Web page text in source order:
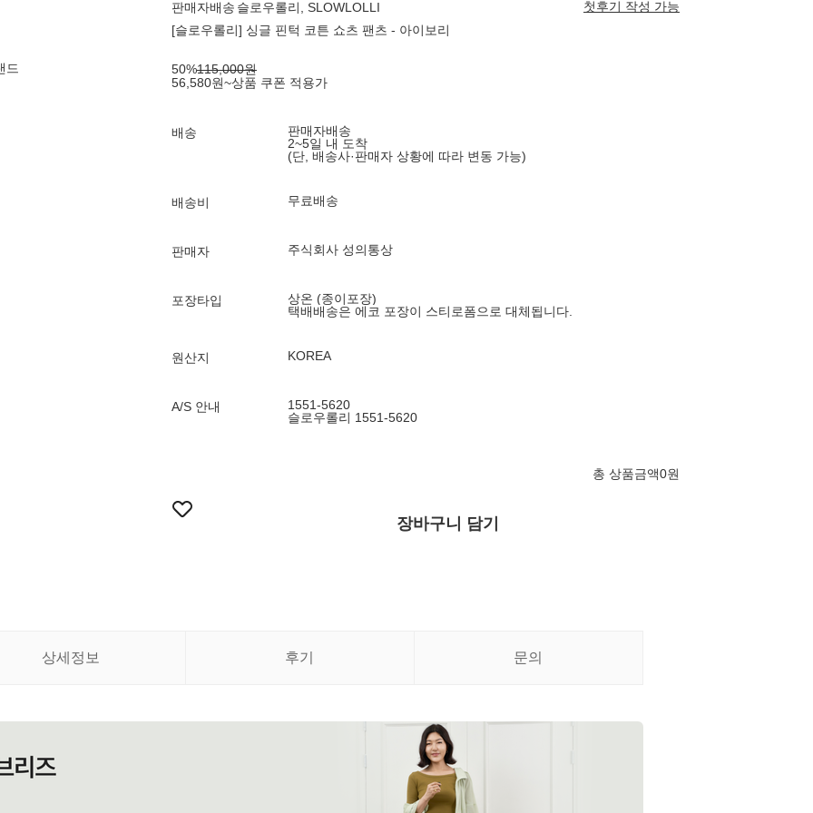
드
판매자배송 슬로우롤리, SLOWLOLLI
첫후기 작성 가능
[슬로우롤리] 싱글 핀턱 코튼 쇼츠 팬츠 - 아이보리
50%115,000원
56,580원~상품 쿠폰 적용가
배송
판매자배송
2~5일 내 도착
(단, 배송사·판매자 상황에 따라 변동 가능)
배송비 무료배송
판매자 주식회사 성의통상
포장타입
상온 (종이포장)
택배배송은 에코 포장이 스티로폼으로 대체됩니다.
원산지 KOREA
A/S 안내
1551-5620
슬로우롤리 1551-5620
총 상품금액0원
장바구니 담기
상세정보 후기 문의